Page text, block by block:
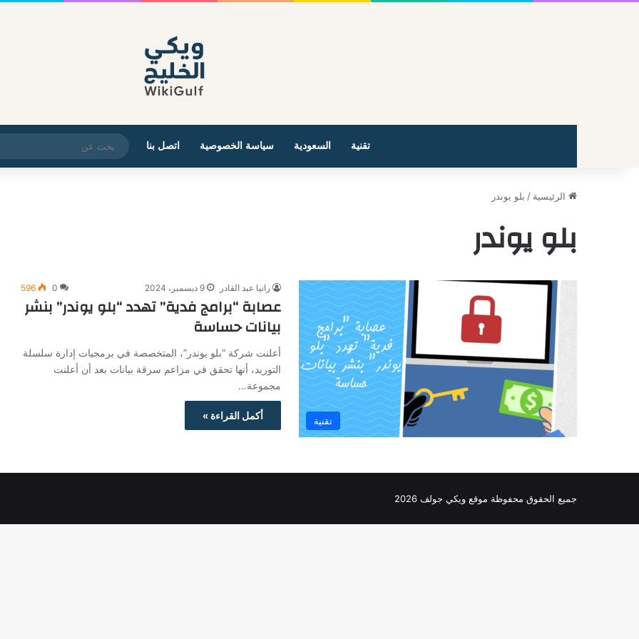
تقنية السعودية سياسة الخصوصية اتصل بنا
الرئيسية / بلو يوندر
بلو يوندر
تقنية
رانيا عبد القادر 9 ديسمبر، 2024 0
596
عصابة “برامج فدية” تهدد “بلو يوندر” بنشر
بيانات حساسة
أعلنت شركة “بلو يوندر”، المتخصصة في برمجيات إدارة سلسلة
التوريد، أنها تحقق في مزاعم سرقة بيانات بعد أن أعلنت
مجموعة…
أكمل القراءة »
جميع الحقوق محفوظة موقع ويكي جولف 2026